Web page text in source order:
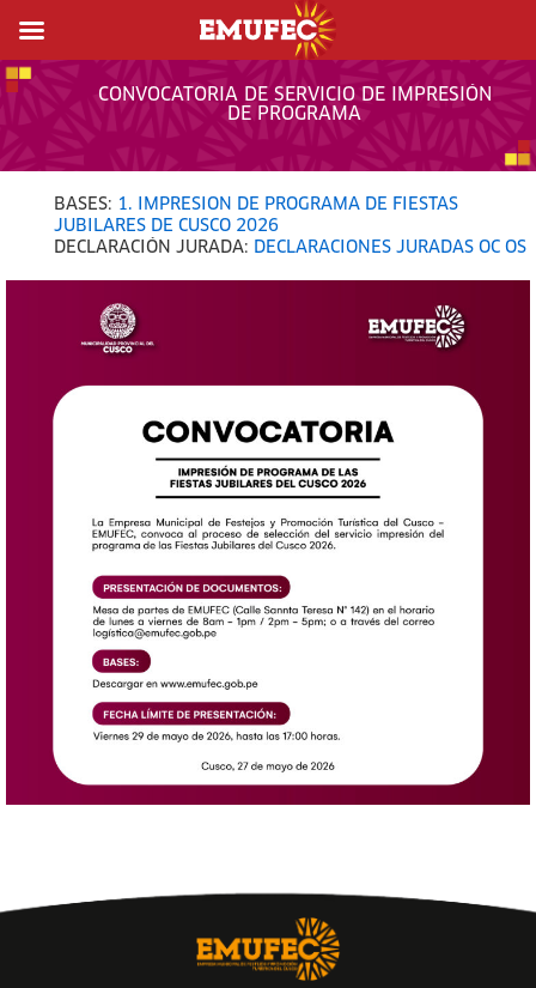
CONVOCATORIA DE SERVICIO DE IMPRESIÓN
DE PROGRAMA
BASES: 1. IMPRESION DE PROGRAMA DE FIESTAS
JUBILARES DE CUSCO 2026
DECLARACIÓN JURADA: DECLARACIONES JURADAS OC OS